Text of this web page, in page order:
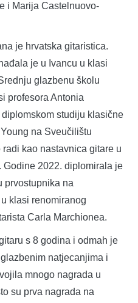
i Marija Castelnuovo-
je hrvatska gitaristica.
je u Ivancu u klasi
glazbenu školu
profesora Antonia
studiju klasične
na Sveučilištu
kao nastavnica gitare u
2022. diplomirala je
prvostupnika na
klasi renomiranog
Carla Marchionea.
s 8 godina i odmah je
natjecanjima i
mnogo nagrada u
su prva nagrada na